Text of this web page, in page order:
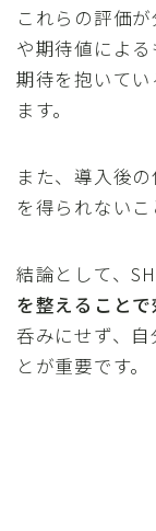
これらの評価
や期待値によ
期待を抱いて
ます。
また、導入後
を得られないこ
結論として、
を整えること
呑みにせず、
とが重要です。